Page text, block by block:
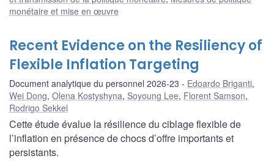
monétaire et mise en œuvre
Recent Evidence on the Resiliency of
Flexible Inflation Targeting
Document analytique du personnel 2026-23 Edoardo Briganti,
Wei Dong, Olena Kostyshyna, Soyoung Lee, Florent Samson,
Rodrigo Sekkel
Cette étude évalue la résilience du ciblage flexible de
l’inflation en présence de chocs d’offre importants et
persistants.